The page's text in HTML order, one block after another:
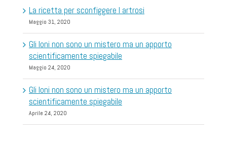
La ricetta per sconfiggere l artrosi
Maggio 31, 2020
Gli Ioni non sono un mistero ma un apporto
scientificamente spiegabile
Maggio 24, 2020
Gli Ioni non sono un mistero ma un apporto
scientificamente spiegabile
Aprile 24, 2020